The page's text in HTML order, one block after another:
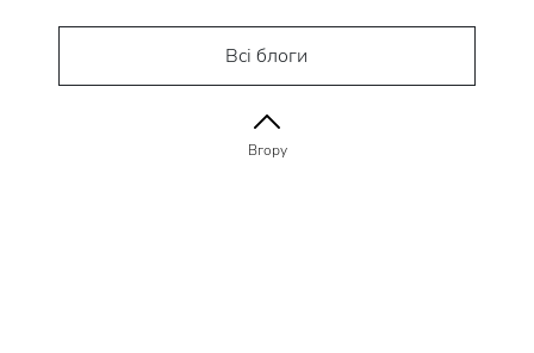
Всі блоги
Вгору